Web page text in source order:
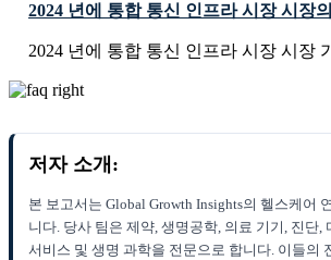
2024 년에 통합 통신 인프라 시장 시장
2024 년에 통합 통신 인프라 시장 시장
저자 소개:
본 보고서는 Global Growth Insights의 헬스케어
니다. 당사 팀은 제약, 생명공학, 의료 기기, 진단,
서비스 및 생명 과학을 전문으로 합니다. 이들의